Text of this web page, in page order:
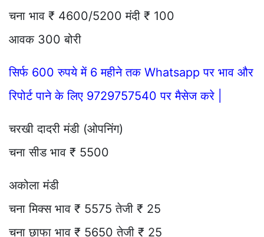
चना भाव ₹ 4600/5200 मंदी ₹ 100
आवक 300 बोरी
सिर्फ 600 रुपये में 6 महीने तक Whatsapp पर भाव और
रिपोर्ट पाने के लिए 9729757540 पर मैसेज करे |
चरखी दादरी मंडी (ओपनिंग)
चना सीड भाव ₹ 5500
अकोला मंडी
चना मिक्स भाव ₹ 5575 तेजी ₹ 25
चना छाफा भाव ₹ 5650 तेजी ₹ 25